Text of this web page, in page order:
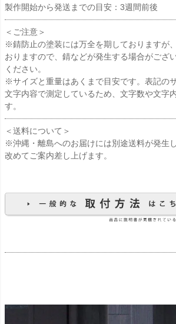
製作開始から発送までの目安：3週間前後
＜ご注意＞
※錆防止の塗装には万全を期しておりますが
おりますので、錆などが発生する場合がござ
ください。
※サイズと重量はあくまで目安です。表記の
文字内容で測定しているため、文字数や文字
す。
＜送料について＞
※沖縄・離島へのお届けには別途送料が発生
改めてご案内差し上げます。